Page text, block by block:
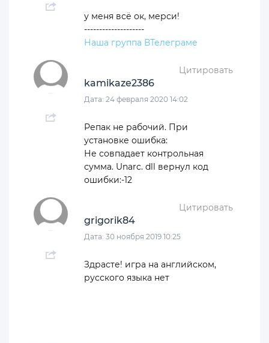
у меня всё ок, мерси!
--------------------
Наша группа ВТелеграме
Цитировать
kamikaze2386
Дата: 24 февраля 2020 14:02
Репак не рабочий. При
установке ошибка:
Не совпадает контрольная
сумма. Unarc. dll вернул код
ошибки:-12
Цитировать
grigorik84
Дата: 30 ноября 2019 10:25
Здрасте! игра на английском,
русского языка нет